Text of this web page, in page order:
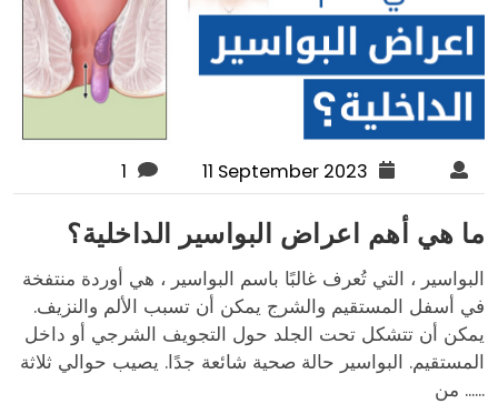
11 September 2023
1
ما هي أهم اعراض البواسير الداخلية؟
في أسفل المستقيم والشرج يمكن أن تسبب الألم والنزيف.
يمكن أن تتشكل تحت الجلد حول التجويف الشرجي أو داخل
المستقيم. البواسير حالة صحية شائعة جدًا. يصيب حوالي ثلاثة
من ......